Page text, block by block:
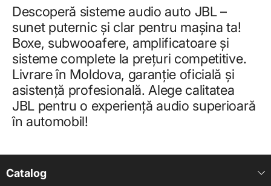
Descoperă sisteme audio auto JBL –
sunet puternic și clar pentru mașina ta!
Boxe, subwooafere, amplificatoare și
sisteme complete la prețuri competitive.
Livrare în Moldova, garanție oficială și
asistență profesională. Alege calitatea
JBL pentru o experiență audio superioară
în automobil!
Catalog